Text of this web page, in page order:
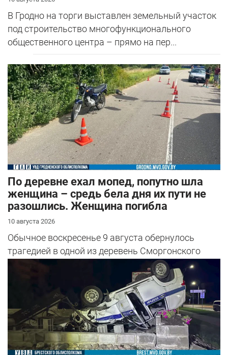
В Гродно на торги выставлен земельный участок
под строительство многофункционального
общественного центра – прямо на пер...
По деревне ехал мопед, попутно шла
женщина – средь бела дня их пути не
разошлись. Женщина погибла
10 августа 2026
Обычное воскресенье 9 августа обернулось
трагедией в одной из деревень Сморгонского
района.